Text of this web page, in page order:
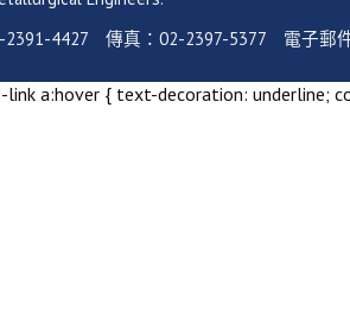
4427 傳真：02-2397-5377 電子郵件
a:hover { text-decoration: underline;